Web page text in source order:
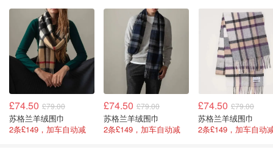
£74.50 £79.00
苏格兰羊绒围巾
2条£149，加车自动减
£74.50 £79.00
苏格兰羊绒围巾
2条£149，加车自动减
£74.50 £79.00
苏格兰羊绒围巾
2条£149，加车自动